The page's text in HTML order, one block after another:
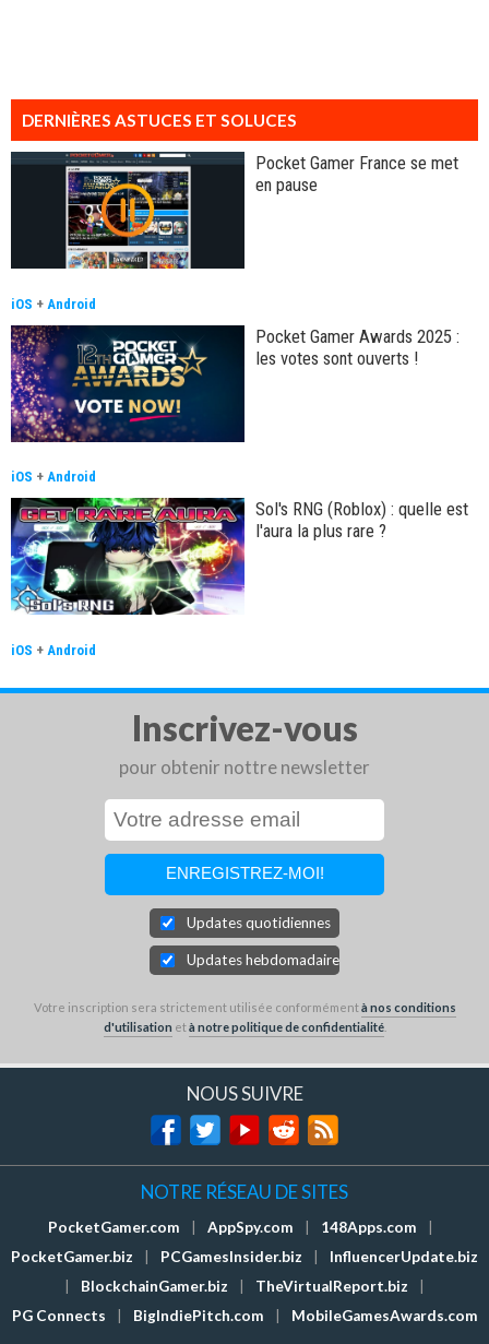
DERNIÈRES ASTUCES ET SOLUCES
Pocket Gamer France se met
en pause
iOS + Android
Pocket Gamer Awards 2025 :
les votes sont ouverts !
iOS + Android
Sol's RNG (Roblox) : quelle est
l'aura la plus rare ?
iOS + Android
Inscrivez-vous
pour obtenir nottre newsletter
Updates quotidiennes
Updates hebdomadaires
Votre inscription sera strictement utilisée conformémentà nos conditions
d'utilisation età notre politique de confidentialité.
NOUS SUIVRE
NOTRE RÉSEAU DE SITES
PocketGamer.com AppSpy.com 148Apps.com
PocketGamer.biz
PCGamesInsider.biz
InfluencerUpdate.biz
BlockchainGamer.biz TheVirtualReport.biz
PG Connects
BigIndiePitch.com MobileGamesAwards.com